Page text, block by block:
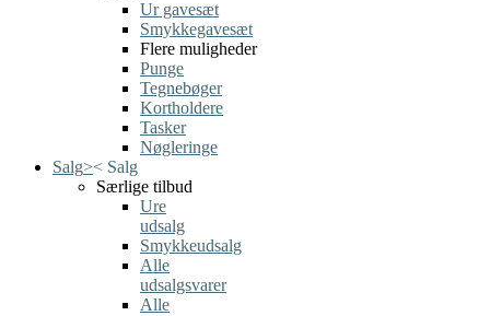
Ur gavesæt
Smykkegavesæt
Flere muligheder
Punge
Tegnebøger
Kortholdere
Tasker
Nøgleringe
Salg>< Salg
Særlige tilbud
Ure
udsalg
Smykkeudsalg
Alle
udsalgsvarer
Alle